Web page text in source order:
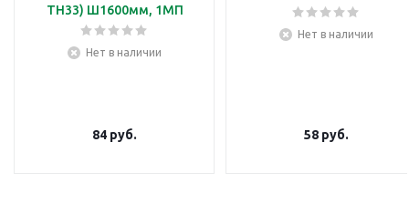
ТН33) Ш1600мм, 1МП
Нет в наличии
84 руб.
Нет в наличии
58 руб.